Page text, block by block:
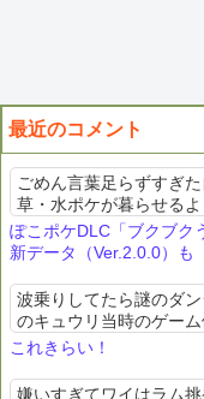
最近のコメント
ごめん言葉足らずすぎ
草・水ポケが暮らせる
想定したコンセプトで
感じの景観になるし、ち
ぽこポケDLC「ブクブク
新データ（Ver.2.0.0）も
波乗りしてたら謎のダ
のキュウリ当時のゲー
これきらい！
嫌いすぎてワイはラム